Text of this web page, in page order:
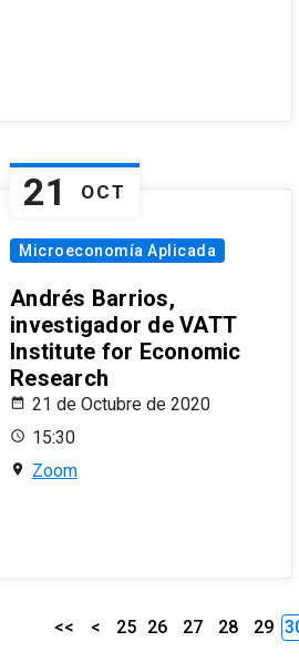
21 OCT
Microeconomía Aplicada
Andrés Barrios,
investigador de VATT
Institute for Economic
Research
21 de Octubre de 2020
15:30
Zoom
<< < 25 26 27 28 29